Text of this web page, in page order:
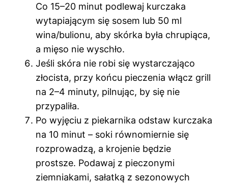
Co 15–20 minut podlewaj kurczaka
wytapiającym się sosem lub 50 ml
wina/bulionu, aby skórka była chrupiąca,
a mięso nie wyschło.
Jeśli skóra nie robi się wystarczająco
złocista, przy końcu pieczenia włącz grill
na 2–4 minuty, pilnując, by się nie
przypaliła.
Po wyjęciu z piekarnika odstaw kurczaka
na 10 minut – soki równomiernie się
rozprowadzą, a krojenie będzie
prostsze. Podawaj z pieczonymi
ziemniakami, sałatką z sezonowych